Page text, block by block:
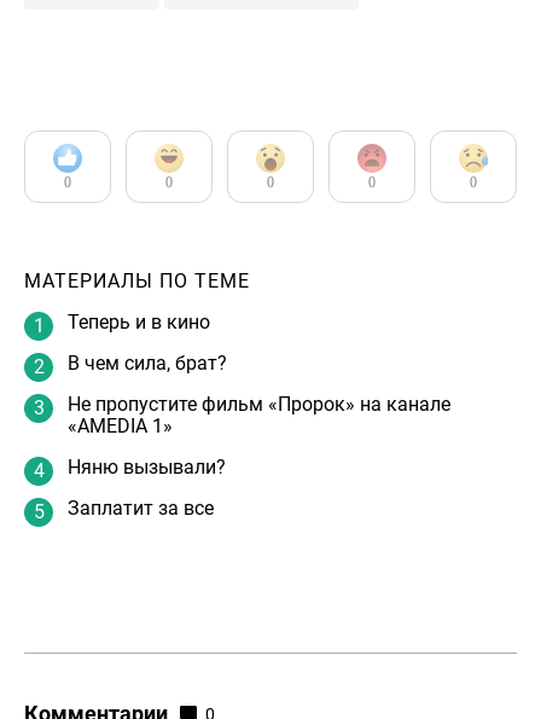
0 0 0 0 0
МАТЕРИАЛЫ ПО ТЕМЕ
Теперь и в кино
В чем сила, брат?
Не пропустите фильм «Пророк» на канале
«AMEDIA 1»
Няню вызывали?
Заплатит за все
Комментарии 0